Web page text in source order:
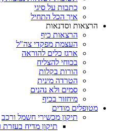
כתבות על סיגי
איך הכל התחיל
הרצאות וסדנאות
הרצאות כיף
העצמת מפקדי צה"ל
ארגז כלים להוראה
בכוחי להצליח
הורות בקלות
הטרדה מינית
סמים ולא נהנים
מיחזור בכיף
מטופלים מודים
תיקון מכשירי חשמל ורכב
תיקון מדיח בעזרת